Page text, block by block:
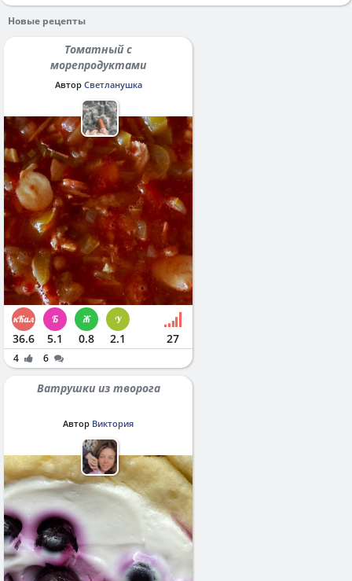
Новые рецепты
Томатный с
морепродуктами
Автор Светланушка
36.6 5.1 0.8 2.1 27
4 6
Ватрушки из творога
Автор Виктория